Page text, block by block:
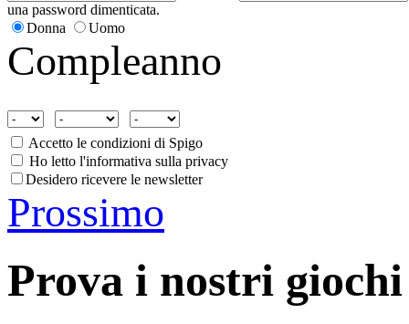
una password dimenticata.
Donna
Uomo
Compleanno
Accetto le condizioni di Spigo
Ho letto l'informativa sulla privacy
Desidero ricevere le newsletter
Prossimo
Prova i nostri giochi